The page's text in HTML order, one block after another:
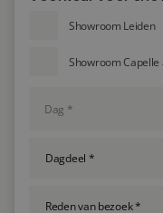
Showroom Leiden
Showroom Capelle